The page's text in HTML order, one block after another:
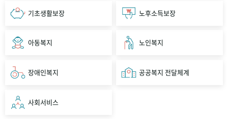
기초생활보장 노후소득보장
아동복지 노인복지
장애인복지 공공복지 전달체계
사회서비스